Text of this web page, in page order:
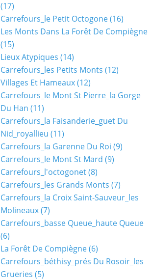
(17)
Carrefours_le Petit Octogone(16)
Les Monts Dans La Forêt De Compiègne
(15)
Lieux Atypiques (14)
Carrefours_les Petits Monts (12)
Villages Et Hameaux(12)
Carrefours_le Mont St Pierre_la Gorge
Du Han (11)
Carrefours_la Faisanderie_guet Du
Nid_royallieu (11)
Carrefours_la Garenne Du Roi (9)
Carrefours_le Mont St Mard (9)
Carrefours_l'octogonet(8)
Carrefours_les Grands Monts (7)
Carrefours_la Croix Saint-Sauveur_les
Molineaux(7)
Carrefours_basse Queue_haute Queue
(6)
La Forêt De Compiègne(6)
Carrefours_béthisy_prés Du Rosoir_les
Grueries (5)